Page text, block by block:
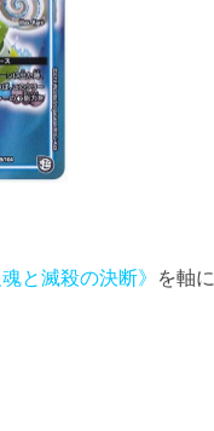
と滅殺の決断》 を軸に